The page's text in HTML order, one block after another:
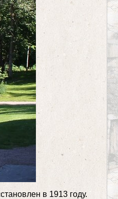
в 1913 году.